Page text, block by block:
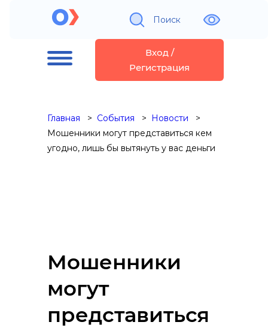
Поиск
Вход /
Регистрация
Главная События
Новости
Мошенники могут представиться кем
угодно, лишь бы вытянуть у вас деньги
Мошенники
могут
представиться